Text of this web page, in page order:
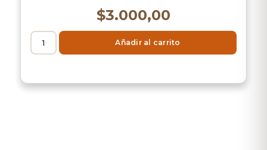
$3.000,00
Añadir al carrito